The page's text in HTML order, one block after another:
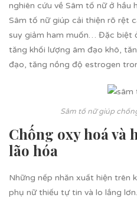
nghiên cứu về Sâm tố nữ ở hầu
Sâm tố nữ giúp cải thiện rõ rệt
suy giảm ham muốn… Đặc biệt
tăng khối lượng âm đạo khô,
đạo, tăng nồng độ estrogen
Sâm tố nữ giúp
Chống oxy hoá và
lão hóa
Những nếp nhăn xuất hiện trên
phụ nữ thiếu tự tin và lo lắng